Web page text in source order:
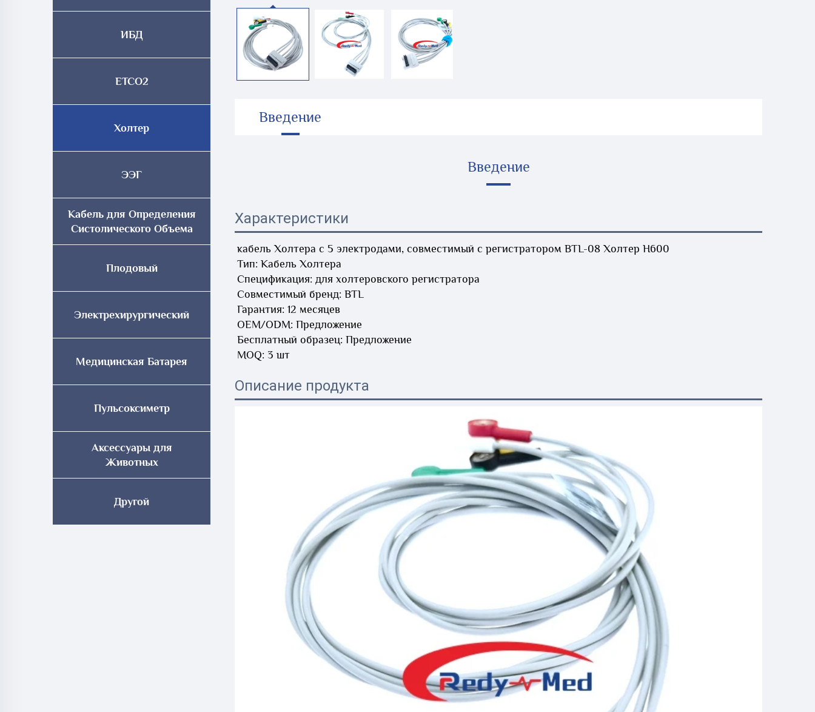
ИБД
ETCO2
Холтер
ЭЭГ
Кабель для Определения
Систолического Объема
Плодовый
Электрехирургический
Медицинская Батарея
Пульсоксиметр
Аксессуары для
Животных
Другой
Введение
Введение
Характеристики
кабель Холтера с 5 электродами, совместимый с регистратором BTL-08 Холтер H600
Тип: Кабель Холтера
Спецификация: для холтеровского регистратора
Совместимый бренд: BTL
Гарантия: 12 месяцев
OEM/ODM: Предложение
Бесплатный образец: Предложение
MOQ: 3 шт
Описание продукта